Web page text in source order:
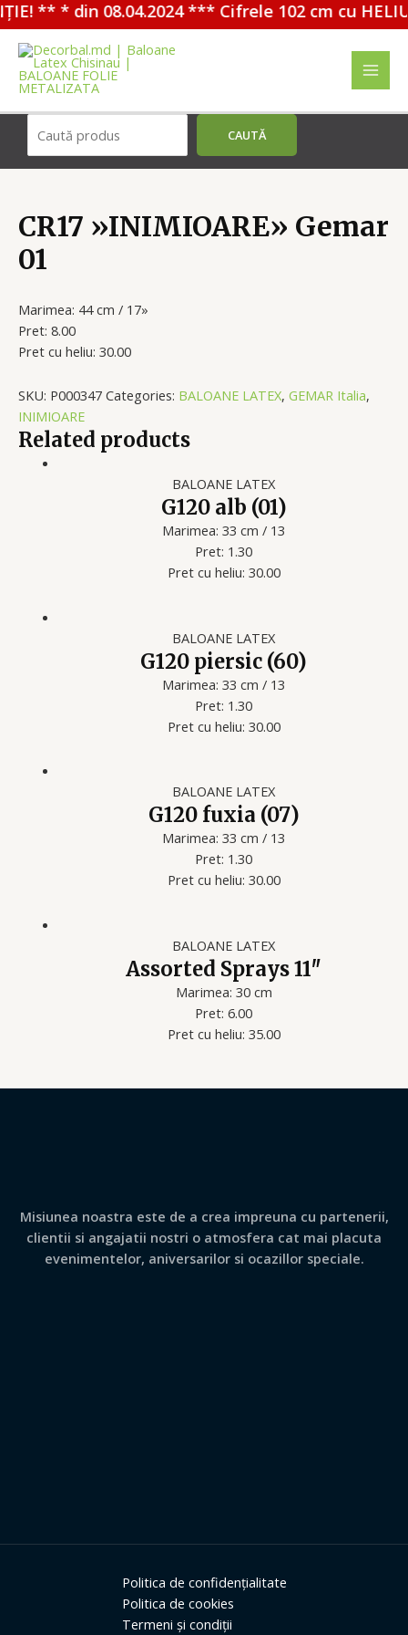
** * din 08.04.2024 *** Cifrele 102 cm cu HELIU
Перейти
содержимому
CAUTĂ
CR17 »INIMIOARE» Gemar
01
Marimea: 44 cm / 17»
Pret: 8.00
Pret cu heliu: 30.00
SKU: P000347 Categories: BALOANE LATEX, GEMAR Italia,
INIMIOARE
Related products
BALOANE LATEX
G120 alb (01)
Marimea: 33 cm / 13
Pret: 1.30
Pret cu heliu: 30.00
BALOANE LATEX
G120 piersic (60)
Marimea: 33 cm / 13
Pret: 1.30
Pret cu heliu: 30.00
BALOANE LATEX
G120 fuxia (07)
Marimea: 33 cm / 13
Pret: 1.30
Pret cu heliu: 30.00
BALOANE LATEX
Assorted Sprays 11″
Marimea: 30 cm
Pret: 6.00
Pret cu heliu: 35.00
Misiunea noastra este de a crea impreuna cu partenerii,
clientii si angajatii nostri o atmosfera cat mai placuta
evenimentelor, aniversarilor si ocazillor speciale.
Politica de confidențialitate
Politica de cookies
Termeni și condiții